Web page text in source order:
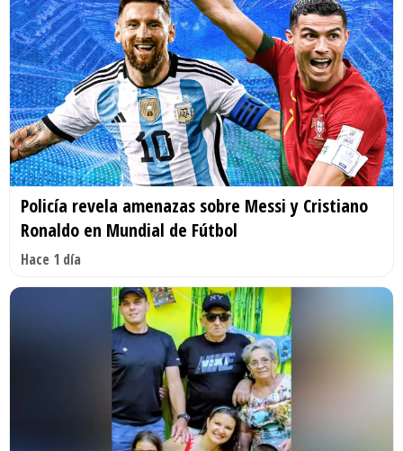
Policía revela amenazas sobre Messi y Cristiano
Ronaldo en Mundial de Fútbol
Hace 1 día